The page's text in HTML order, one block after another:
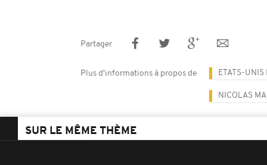
Partager
Plus d'informations à propos de ETATS-UNIS
NICOLAS
SUR LE MÊME THÈME